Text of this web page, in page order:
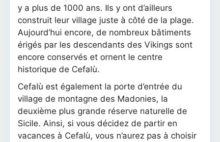
y a plus de 1000 ans. Ils y ont d’ailleurs
construit leur village juste à côté de la plage.
Aujourd’hui encore, de nombreux bâtiments
érigés par les descendants des Vikings sont
encore conservés et ornent le centre
historique de Cefalù.
Cefalù est également la porte d’entrée du
village de montagne des Madonies, la
deuxième plus grande réserve naturelle de
Sicile. Ainsi, si vous décidez de partir en
vacances à Cefalù, vous n’aurez pas à choisir